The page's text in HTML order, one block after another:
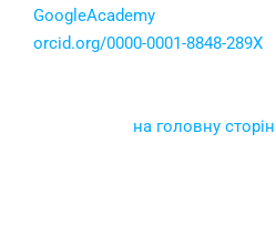
GoogleAcademy
orcid.org/0000-0001-8848-289X
на головну